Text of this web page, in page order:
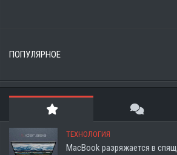
ПОПУЛЯРНОЕ
ТЕХНОЛОГИЯ
MacBook разряжается в